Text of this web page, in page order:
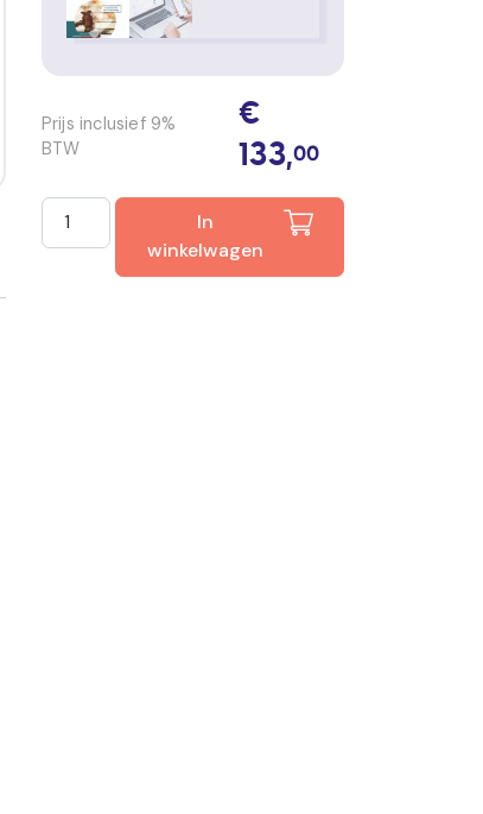
Prijs inclusief 9%
BTW
€
133,00
Boa HTV domein 1 compleet met Smart-e-
In
winkelwagen